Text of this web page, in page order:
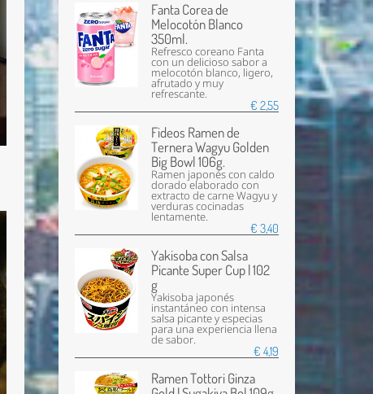
Fanta Corea de
Melocotón Blanco
350ml.
Refresco coreano Fanta
con un delicioso sabor a
melocotón blanco, ligero,
afrutado y muy
refrescante.
€ 2,55
Fideos Ramen de
Ternera Wagyu Golden
Big Bowl 106g.
Ramen japonés con caldo
dorado elaborado con
extracto de carne Wagyu y
verduras cocinadas
lentamente.
€ 3,40
Yakisoba con Salsa
Picante Super Cup | 102
g
Yakisoba japonés
instantáneo con intensa
salsa picante y especias
para una experiencia llena
de sabor.
€ 4,19
Ramen Tottori Ginza